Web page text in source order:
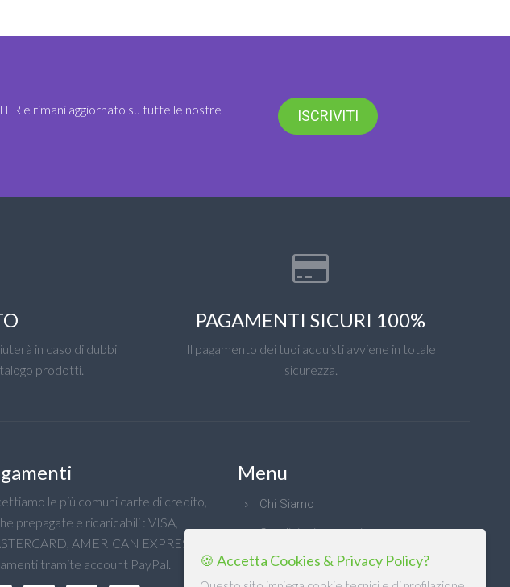
e rimani aggiornato su tutte le nostre
ISCRIVITI
in caso di dubbi
prodotti.
PAGAMENTI SICURI 100%
Il pagamento dei tuoi acquisti avviene in totale
sicurezza.
le più comuni carte di credito,
prepagate e ricaricabili : VISA,
AMERICAN EXPRESS e
tramite account PayPal.
Menu
Chi Siamo
Condizioni generali
Privacy
🍪 Accetta Cookies & Privacy Policy?